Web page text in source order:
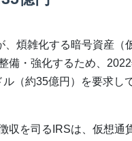
、煩雑化する暗号資産（
備・強化するため、
（約35億円）を要求し
収を司るIRSは、仮想通